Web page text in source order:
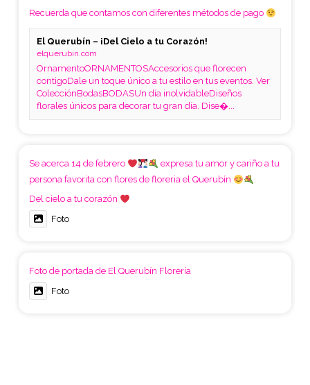
Recuerda que contamos con diferentes métodos de pago
El Querubín – ¡Del Cielo a tu Corazón!
elquerubin.com
OrnamentoORNAMENTOSAccesorios que florecen
contigoDale un toque único a tu estilo en tus eventos. Ver
ColecciónBodasBODASUn día inolvidableDiseños
florales únicos para decorar tu gran día. Dise�...
Se acerca 14 de febrero
expresa tu amor y cariño a tu
persona favorita con flores de floreria el Querubín
Del cielo a tu corazón
Foto
Foto de portada de El Querubín Florería
Foto